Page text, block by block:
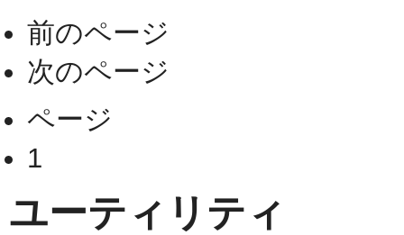
前のページ
次のページ
ページ
1
ユーティリティ